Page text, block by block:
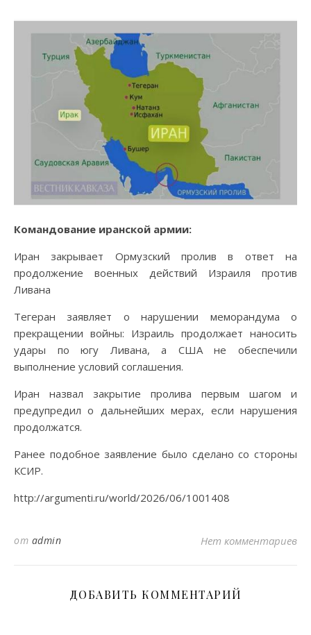
Командование иранской армии:
Иран закрывает Ормузский пролив в ответ на
продолжение военных действий Израиля против
Ливана
Тегеран заявляет о нарушении меморандума о
прекращении войны: Израиль продолжает наносить
удары по югу Ливана, а США не обеспечили
выполнение условий соглашения.
Иран назвал закрытие пролива первым шагом и
предупредил о дальнейших мерах, если нарушения
продолжатся.
Ранее подобное заявление было сделано со стороны
КСИР.
http://argumenti.ru/world/2026/06/1001408
от admin Нет комментариев
ДОБАВИТЬ КОММЕНТАРИЙ